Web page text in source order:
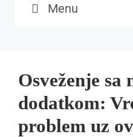
Menu
Osveženje sa
dodatkom:
problem uz